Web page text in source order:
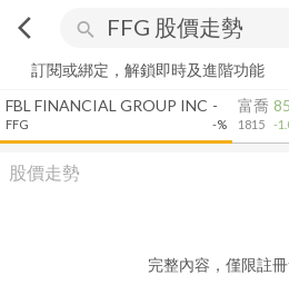
arrow_back_ios search
訂閱或綁定，解鎖即時及進階功能
FBL FINANCIAL GROUP INC
FFG
-
-%
富喬
1815 -
股價走勢
完整內容，僅限註